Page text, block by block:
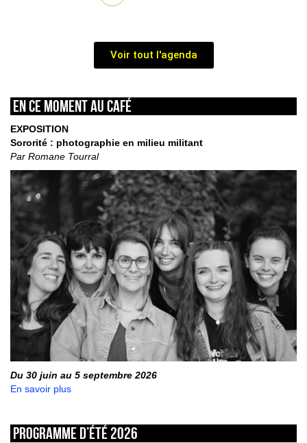
Voir tout l'agenda
En ce moment au café
EXPOSITION
Sororité : photographie en milieu militant
Par Romane Tourral
Du 30 juin au 5 septembre 2026
En savoir plus
Programme d’été 2026